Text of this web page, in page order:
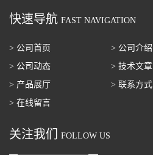
快速导航 FAST NAVIGATION
> 公司首页
> 公司介绍
> 公司动态
> 技术文章
> 产品展厅
> 联系方式
> 在线留言
关注我们 FOLLOW US